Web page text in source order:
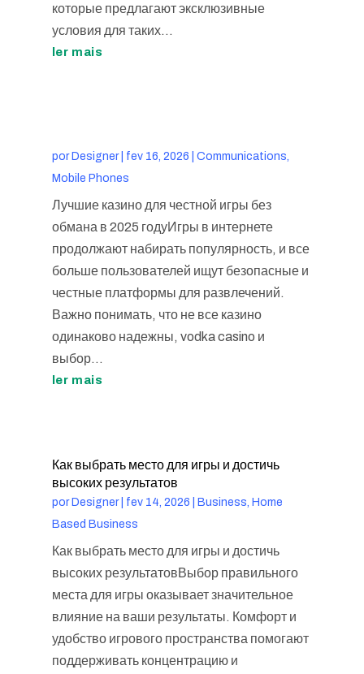
которые предлагают эксклюзивные
условия для таких...
ler mais
por Designer| fev 16, 2026
Communications,
Mobile Phones
Лучшие казино для честной игры без
обмана в 2025 годуИгры в интернете
продолжают набирать популярность, и все
больше пользователей ищут безопасные и
честные платформы для развлечений.
Важно понимать, что не все казино
одинаково надежны, vodka casino и
выбор...
ler mais
Как выбрать место для игры и достичь
высоких результатов
por Designer| fev 14, 2026
Business, Home
Based Business
Как выбрать место для игры и достичь
высоких результатовВыбор правильного
места для игры оказывает значительное
влияние на ваши результаты. Комфорт и
удобство игрового пространства помогают
поддерживать концентрацию и